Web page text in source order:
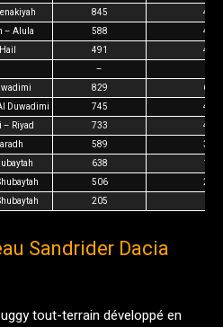
845
496
– Alula 588
415
491
428
–
829
606
Duwadimi 745
481
Riyad 733
487
589
357
638
123
506
284
205
Sandrider Dacia
tout-terrain développé en